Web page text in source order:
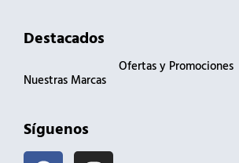
Destacados
Ofertas y Promociones
Nuestras Marcas
Síguenos